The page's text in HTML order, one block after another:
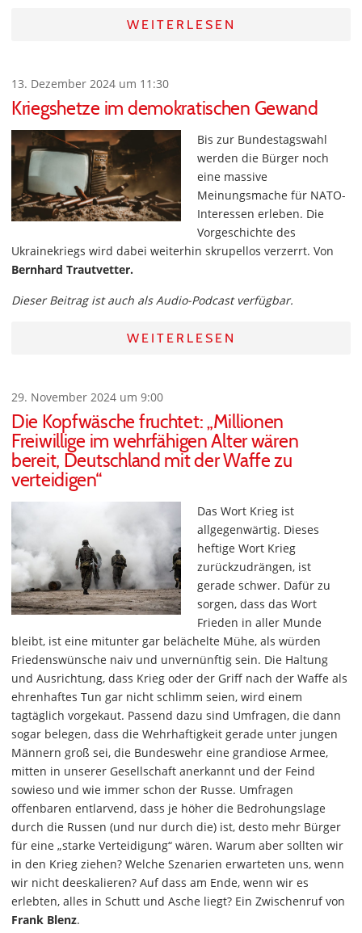
WEITERLESEN
13. Dezember 2024 um 11:30
Kriegshetze im demokratischen Gewand
Bis zur Bundestagswahl
werden die Bürger noch
eine massive
Meinungsmache für NATO-
Interessen erleben. Die
Vorgeschichte des
Ukrainekriegs wird dabei weiterhin skrupellos verzerrt. Von
Bernhard Trautvetter.
Dieser Beitrag ist auch als Audio-Podcast verfügbar.
WEITERLESEN
29. November 2024 um 9:00
Die Kopfwäsche fruchtet: „Millionen
Freiwillige im wehrfähigen Alter wären
bereit, Deutschland mit der Waffe zu
verteidigen“
Das Wort Krieg ist
allgegenwärtig. Dieses
heftige Wort Krieg
zurückzudrängen, ist
gerade schwer. Dafür zu
sorgen, dass das Wort
Frieden in aller Munde
bleibt, ist eine mitunter gar belächelte Mühe, als würden
Friedenswünsche naiv und unvernünftig sein. Die Haltung
und Ausrichtung, dass Krieg oder der Griff nach der Waffe als
ehrenhaftes Tun gar nicht schlimm seien, wird einem
tagtäglich vorgekaut. Passend dazu sind Umfragen, die dann
sogar belegen, dass die Wehrhaftigkeit gerade unter jungen
Männern groß sei, die Bundeswehr eine grandiose Armee,
mitten in unserer Gesellschaft anerkannt und der Feind
sowieso und wie immer schon der Russe. Umfragen
offenbaren entlarvend, dass je höher die Bedrohungslage
durch die Russen (und nur durch die) ist, desto mehr Bürger
für eine „starke Verteidigung“ wären. Warum aber sollten wir
in den Krieg ziehen? Welche Szenarien erwarteten uns, wenn
wir nicht deeskalieren? Auf dass am Ende, wenn wir es
erlebten, alles in Schutt und Asche liegt? Ein Zwischenruf von
Frank Blenz.